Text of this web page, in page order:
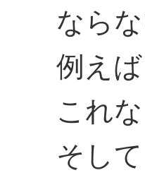
なら
例え
これ
そして